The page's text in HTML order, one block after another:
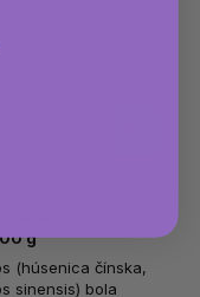
g
(húsenica čínska,
sinensis) bola